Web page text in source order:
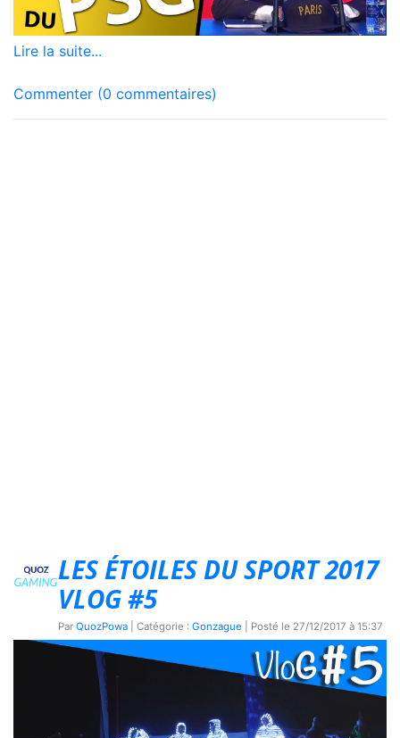
Lire la suite...
Commenter (0 commentaires)
LES ÉTOILES DU SPORT 2017
VLOG #5
Par QuozPowa | Catégorie : Gonzague | Posté le 27/12/2017 à 15:37